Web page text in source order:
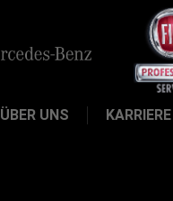
ÜBER UNS KARRIERE